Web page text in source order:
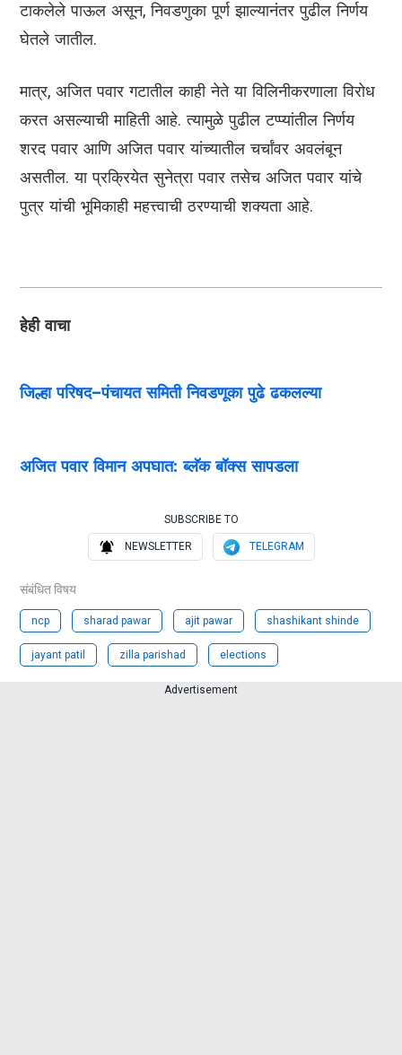
टाकलेले पाऊल असून, निवडणुका पूर्ण झाल्यानंतर पुढील निर्णय
घेतले जातील.
मात्र, अजित पवार गटातील काही नेते या विलिनीकरणाला विरोध
करत असल्याची माहिती आहे. त्यामुळे पुढील टप्प्यांतील निर्णय
शरद पवार आणि अजित पवार यांच्यातील चर्चांवर अवलंबून
असतील. या प्रक्रियेत सुनेत्रा पवार तसेच अजित पवार यांचे
पुत्र यांची भूमिकाही महत्त्वाची ठरण्याची शक्यता आहे.
हेही वाचा
जिल्हा परिषद–पंचायत समिती निवडणूका पुढे ढकलल्या
अजित पवार विमान अपघात: ब्लॅक बॉक्स सापडला
SUBSCRIBE TO
NEWSLETTER TELEGRAM
संबंधित विषय
ncp sharad pawar ajit pawar shashikant shinde
jayant patil zilla parishad elections
Advertisement